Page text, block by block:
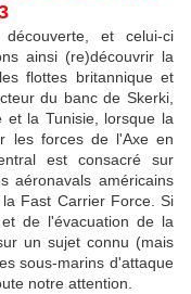
et celui-ci
ainsi (re)découvrir la
flottes britannique et
du banc de Skerki,
et la Tunisie, lorsque la
les forces de l'Axe en
est consacré sur
aéronavals américains
Fast Carrier Force. Si
de l'évacuation de la
un sujet connu (mais
sous-marins d'attaque
notre attention.